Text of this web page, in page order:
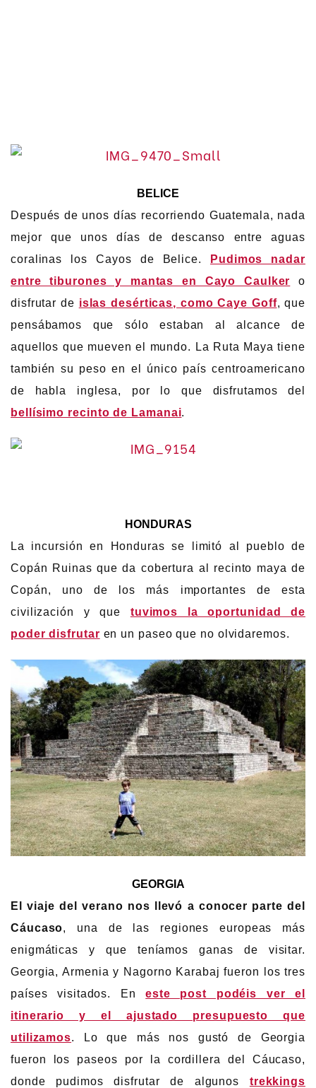
BELICE
Después de unos días recorriendo Guatemala, nada
mejor que unos días de descanso entre aguas
coralinas los Cayos de Belice.
Pudimos nadar
entre tiburones y mantas en Cayo Caulker o
disfrutar de islas desérticas, como Caye Goff, que
pensábamos que sólo estaban al alcance de
aquellos que mueven el mundo. La Ruta Maya tiene
también su peso en el único país centroamericano
de habla inglesa, por lo que disfrutamos del
bellísimo recinto de Lamanai.
HONDURAS
La incursión en Honduras se limitó al pueblo de
Copán Ruinas que da cobertura al recinto maya de
Copán, uno de los más importantes de esta
civilización y que tuvimos la oportunidad de
poder disfrutar en un paseo que no olvidaremos.
GEORGIA
El viaje del verano nos llevó a conocer parte del
Cáucaso, una de las regiones europeas más
enigmáticas y que teníamos ganas de visitar.
Georgia, Armenia y Nagorno Karabaj fueron los tres
países visitados. Eneste post podéis ver el
itinerario y el ajustado presupuesto que
utilizamos. Lo que más nos gustó de Georgia
fueron los paseos por la cordillera del Cáucaso,
donde pudimos disfrutar de algunos trekkings